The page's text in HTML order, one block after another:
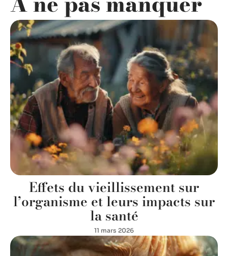
Effets du vieillissement sur
l’organisme et leurs impacts sur
la santé
11 mars 2026